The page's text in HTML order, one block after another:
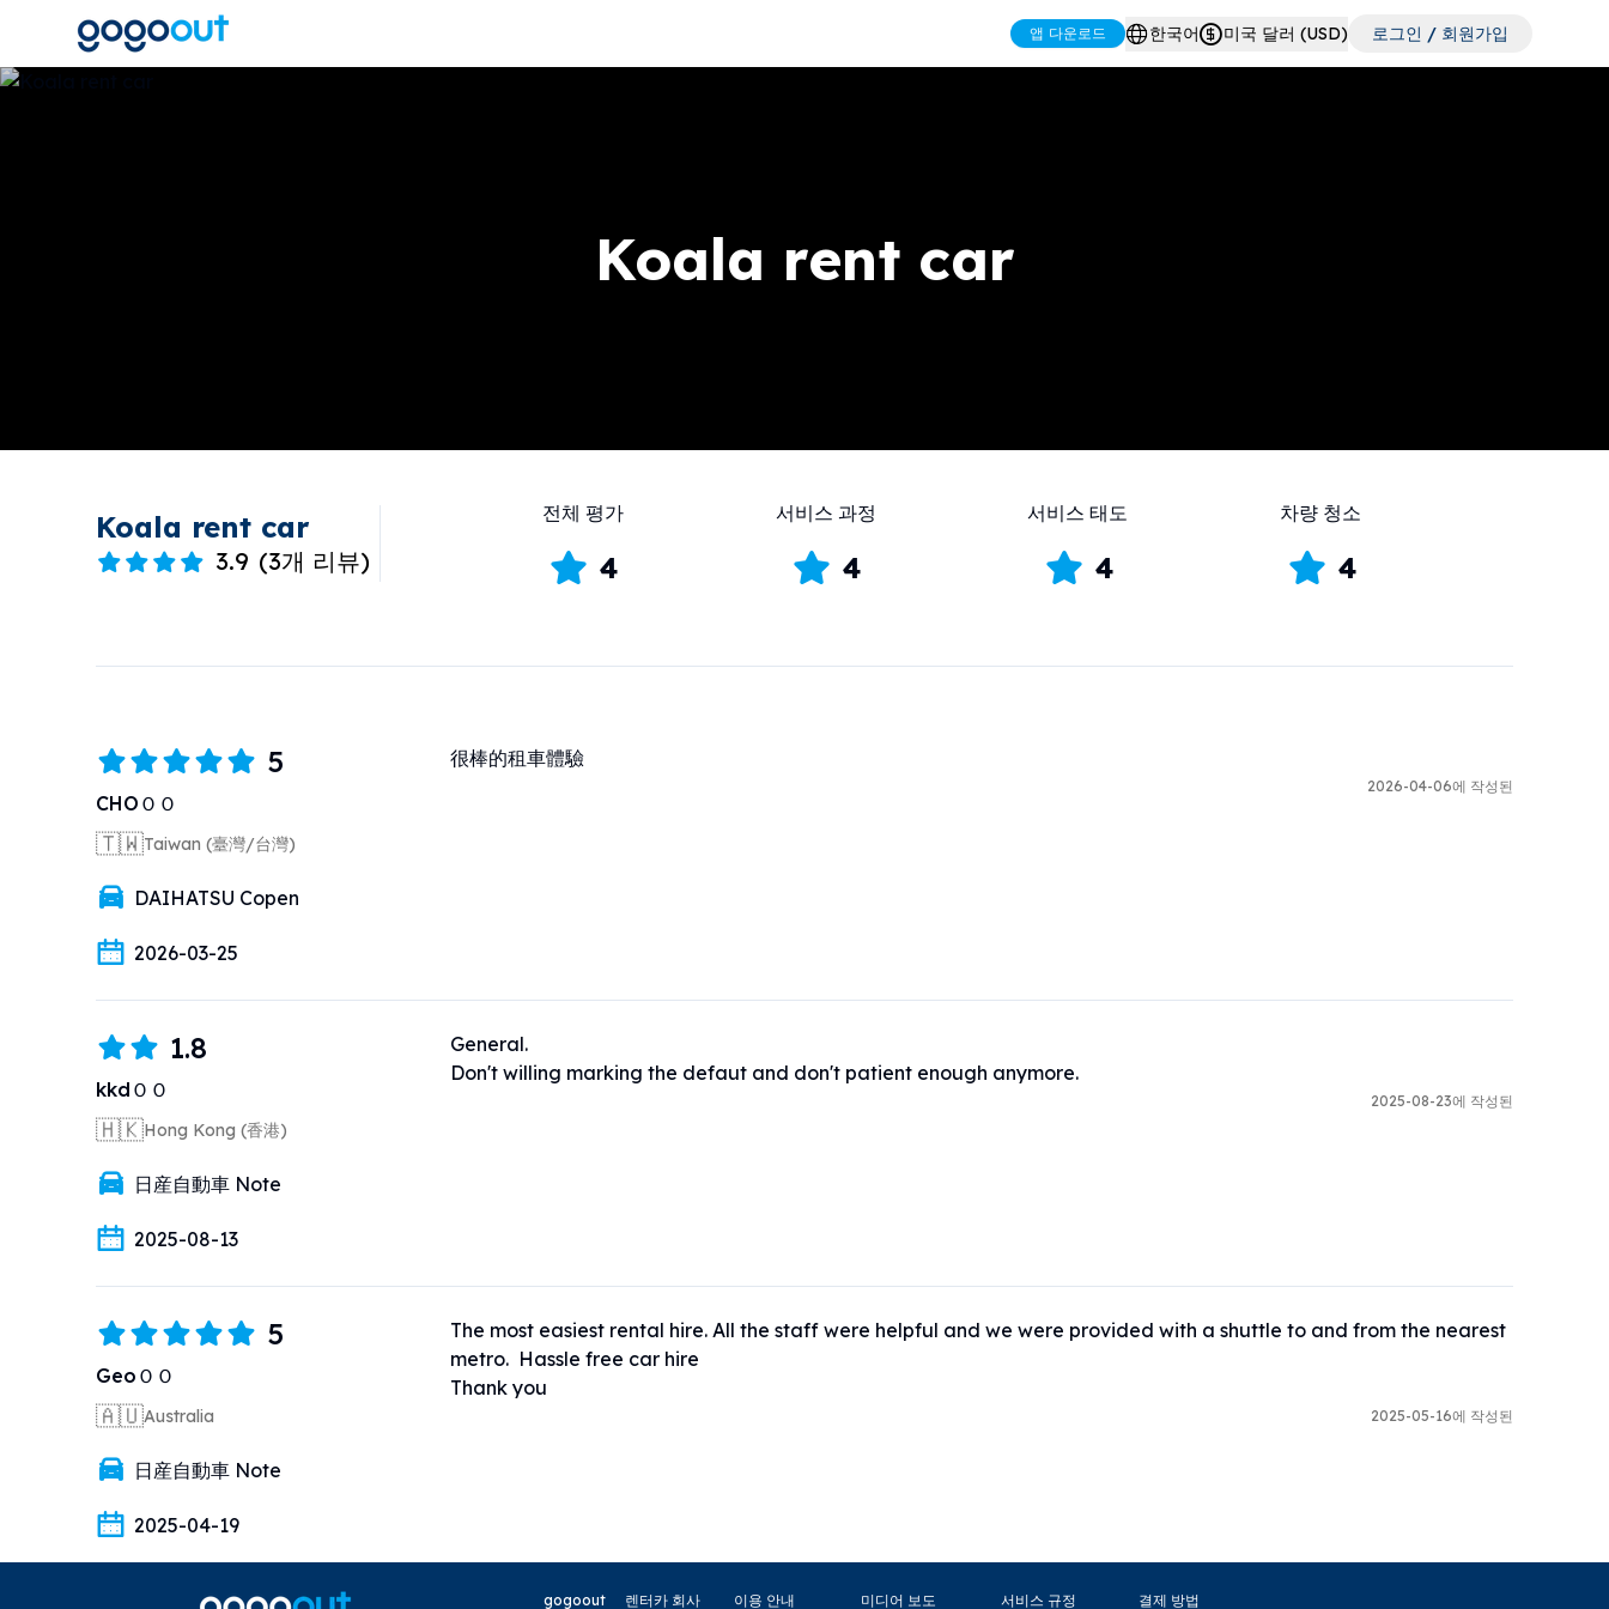
앱 다운로드 한국어 미국 달러 (USD) 로그인 / 회원가입
Koala rent car
Koala rent car
3.9 (3개 리뷰)
전체 평가
4
서비스 과정
4
서비스 태도
4
차량 청소
4
5
CHOＯＯ
🇹🇼Taiwan (臺灣/台灣)
DAIHATSU Copen
2026-03-25
很棒的租車體驗
2026-04-06에 작성된
1.8
kkdＯＯ
🇭🇰Hong Kong (香港)
日産自動車 Note
2025-08-13
General.
Don't willing marking the defaut and don't patient enough anymore.
2025-08-23에 작성된
5
GeoＯＯ
🇦🇺Australia
日産自動車 Note
2025-04-19
The most easiest rental hire. All the staff were helpful and we were provided with a shuttle to and from the nearest
metro.  Hassle free car hire
Thank you
2025-05-16에 작성된
gogoout 렌터카 회사 이용 안내 미디어 보도 서비스 규정 결제 방법